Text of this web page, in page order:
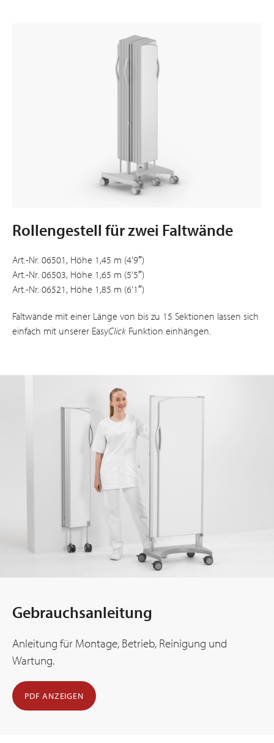
Rollengestell für zwei Faltwände
Art.-Nr. 06501, Höhe 1,45 m (4’9″)
Art.-Nr. 06503, Höhe 1,65 m (5’5″)
Art.-Nr. 06521, Höhe 1,85 m (6’1″)
Faltwände mit einer Länge von bis zu 15 Sektionen lassen sich
einfach mit unserer EasyClick Funktion einhängen.
Gebrauchsanleitung
Anleitung für Montage, Betrieb, Reinigung und
Wartung.
PDF ANZEIGEN